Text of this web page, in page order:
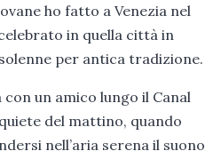
ho fatto a Venezia nel
in quella città in
per antica tradizione.
con un amico lungo il Canal
del mattino, quando
nell’aria serena il suono